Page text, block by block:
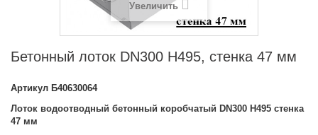
Увеличить
Бетонный лоток DN300 H495, стенка 47 мм
Артикул Б40630064
Лоток водоотводный бетонный коробчатый DN300 H495 стенка
47 мм